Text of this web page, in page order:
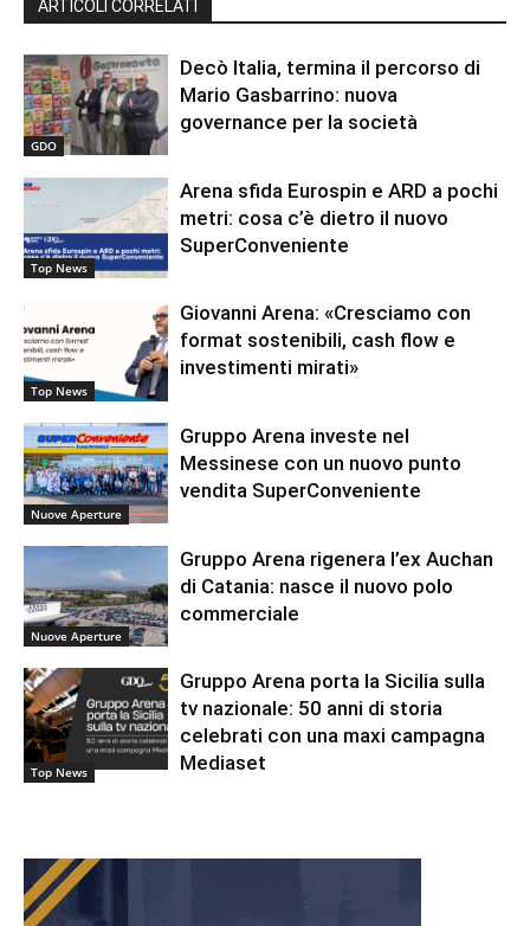
ARTICOLI CORRELATI
GDO
Decò Italia, termina il percorso di
Mario Gasbarrino: nuova
governance per la società
Top News
Arena sfida Eurospin e ARD a pochi
metri: cosa c’è dietro il nuovo
SuperConveniente
Top News
Giovanni Arena: «Cresciamo con
format sostenibili, cash flow e
investimenti mirati»
Nuove Aperture
Gruppo Arena investe nel
Messinese con un nuovo punto
vendita SuperConveniente
Nuove Aperture
Gruppo Arena rigenera l’ex Auchan
di Catania: nasce il nuovo polo
commerciale
Top News
Gruppo Arena porta la Sicilia sulla
tv nazionale: 50 anni di storia
celebrati con una maxi campagna
Mediaset